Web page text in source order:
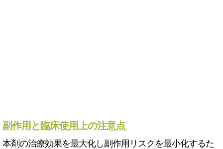
副作用と臨床使用上の注意点
本剤の治療効果を最大化し副作用リスクを最小化するた